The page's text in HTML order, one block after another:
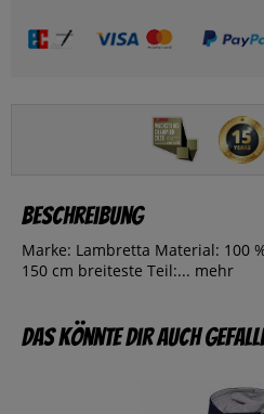
Beschreibung
Marke: Lambretta Material: 100
150 cm breiteste Teil:... mehr
Das könnte dir auch